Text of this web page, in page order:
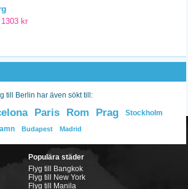
1303 kr
till Berlin har även sökt till:
Paris Rom Prag
Stockholm
Budapest Madrid
Populära städer
Flyg till Bangkok
Flyg till New York
Flyg till Manila